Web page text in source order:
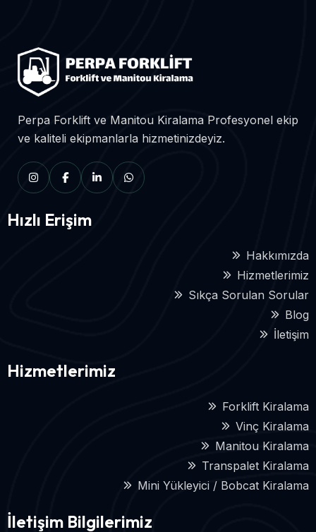
Perpa Forklift ve Manitou Kiralama Profesyonel ekip
ve kaliteli ekipmanlarla hizmetinizdeyiz.
Hızlı Erişim
Hakkımızda
Hizmetlerimiz
Sıkça Sorulan Sorular
Blog
İletişim
Hizmetlerimiz
Forklift Kiralama
Vinç Kiralama
Manitou Kiralama
Transpalet Kiralama
Mini Yükleyici / Bobcat Kiralama
İletişim Bilgilerimiz